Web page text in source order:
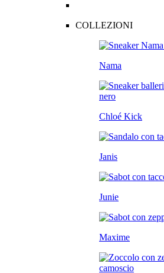
COLLEZIONI
Nama
Chloé Kick
Janis
Junie
Maxime